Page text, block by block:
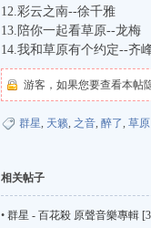
12.彩云之南--徐千雅
13.陪你一起看草原--龙梅
14.我和草原有个约定--齐
游客，如果您要查看本帖
群星, 天籁, 之音, 醉了, 草原
相关帖子
• 群星 - 百花殺 原聲音樂專輯